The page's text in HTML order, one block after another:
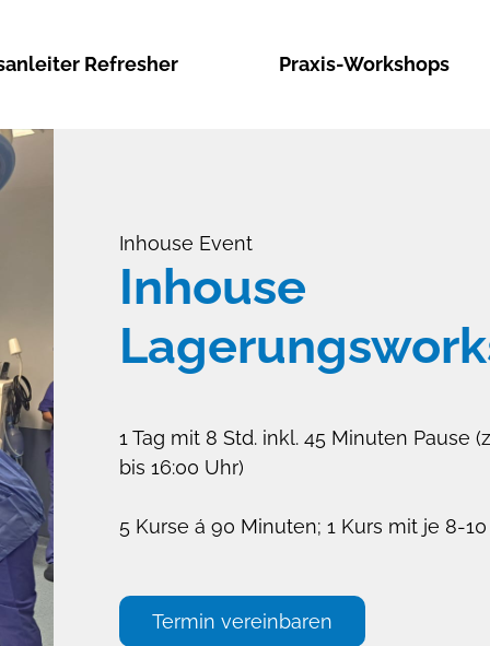
Refresher Praxis-Workshops
Inhouse Event
Inhouse
1 Tag mit 8 Std. inkl. 45 Minuten Pause
bis 16:00 Uhr)
5 Kurse á 90 Minuten; 1 Kurs mit je 8-
Termin vereinbaren